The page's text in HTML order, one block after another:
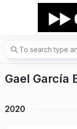
Gael García
2020